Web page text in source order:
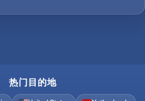
热门目的地